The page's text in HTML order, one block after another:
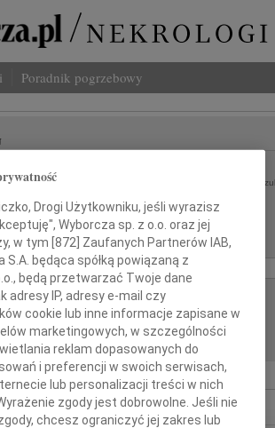
Poradnik pogrzebowy
Region:
do:
05.08.2026WARSZAWA
Drogi Użytkowniku, jeśli wyrazisz
Wyborcza sp. z o.o. oraz jej
w tym [872 ] Zaufanych Partnerów IAB,
S.A. będąca spółką powiązaną z
będą przetwarzać Twoje dane
adresy IP, adresy e-mail czy
cookie lub inne informacje zapisane w
marketingowych, w szczególności
reklam dopasowanych do
i preferencji w swoich serwisach,
lub personalizacji treści w nich
zgody jest dobrowolne. Jeśli nie
chcesz ograniczyć jej zakres lub